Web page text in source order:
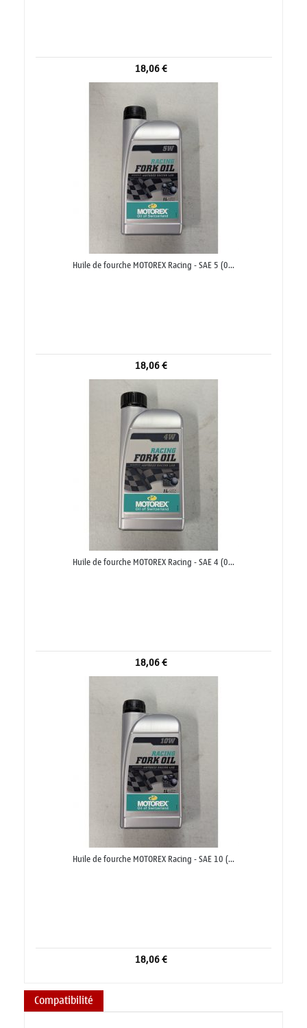
18,06 €
Huile de fourche MOTOREX Racing - SAE 5 (0...
18,06 €
Huile de fourche MOTOREX Racing - SAE 4 (0...
18,06 €
Huile de fourche MOTOREX Racing - SAE 10 (...
18,06 €
Compatibilité